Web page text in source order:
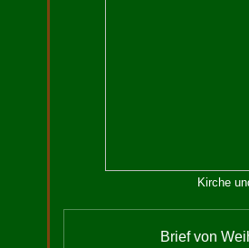
Kirche
Brief von